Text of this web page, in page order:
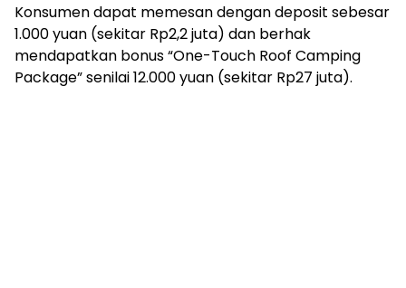
Konsumen dapat memesan dengan deposit sebesar
1.000 yuan (sekitar Rp2,2 juta) dan berhak
mendapatkan bonus “One-Touch Roof Camping
Package” senilai 12.000 yuan (sekitar Rp27 juta).